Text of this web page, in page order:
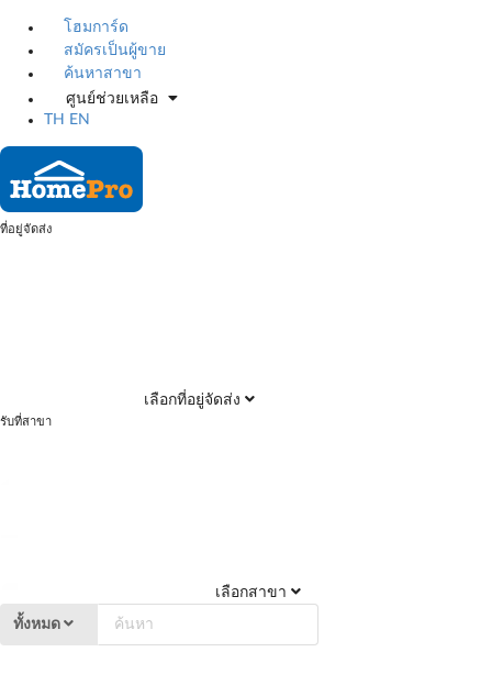
โฮมการ์ด
สมัครเป็นผู้ขาย
ค้นหาสาขา
ศูนย์ช่วยเหลือ
TH
EN
ที่อยู่จัดส่ง
เลือกที่อยู่จัดส่ง
รับที่สาขา
เลือกสาขา
ทั้งหมด